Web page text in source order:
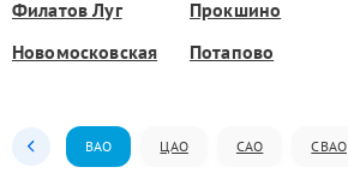
Филатов Луг
Прокшино
Новомосковская
Потапово
ВАО ЦАО САО СВАО